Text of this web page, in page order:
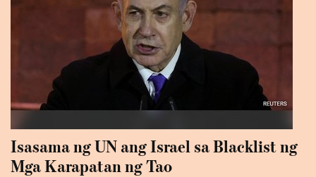
Isasama ng UN ang Israel sa Blacklist ng
Mga Karapatan ng Tao